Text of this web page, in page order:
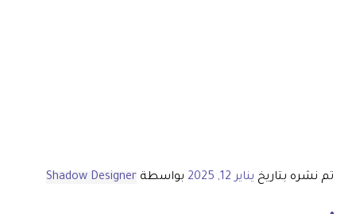
تم نشره بتاريخ يناير 12, 2025 بواسطة Shadow Designer